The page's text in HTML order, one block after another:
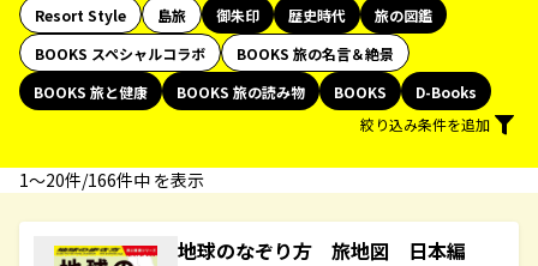
Resort Style
島旅 御朱印 歴史時代
旅の図鑑
BOOKS スペシャルコラボ
BOOKS 旅の名言＆絶景
BOOKS 旅と健康
BOOKS 旅の読み物 BOOKS
D-Books
絞り込み条件を追加
1〜20件/166件中 を表示
地球のなぞり方 旅地図 日本編